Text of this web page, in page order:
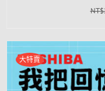
NT$
大特賣